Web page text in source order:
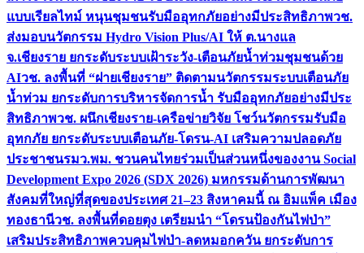
แบบเรียลไทม์ หนุนชุมชนรับมืออุทกภัยอย่างมีประสิทธิภาพวช.
ส่งมอบนวัตกรรม Hydro Vision Plus/AI ให้ ต.นางแล
จ.เชียงราย ยกระดับระบบเฝ้าระวัง-เตือนภัยน้ำท่วมชุมชนด้วย
AIวช. ลงพื้นที่ “ฝายเชียงราย” ติดตามนวัตกรรมระบบเตือนภัย
น้ำท่วม ยกระดับการบริหารจัดการน้ำ รับมืออุทกภัยอย่างมีประ
สิทธิภาพวช. ผนึกเชียงราย-เครือข่ายวิจัย โชว์นวัตกรรมรับมือ
อุทกภัย ยกระดับระบบเตือนภัย-โดรน-AI เสริมความปลอดภัย
ประชาชนรมว.พม. ชวนคนไทยร่วมเป็นส่วนหนึ่งของงาน Social
Development Expo 2026 (SDX 2026) มหกรรมด้านการพัฒนา
สังคมที่ใหญ่ที่สุดของประเทศ 21–23 สิงหาคมนี้ ณ อิมแพ็ค เมือง
ทองธานีวช. ลงพื้นที่ดอยตุง เตรียมนำ “โดรนป้องกันไฟป่า”
เสริมประสิทธิภาพควบคุมไฟป่า-ลดหมอกควัน ยกระดับการ